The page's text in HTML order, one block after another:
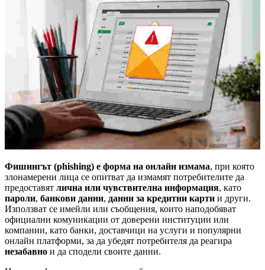
Фишингът (phishing) е форма на онлайн измама, при която
злонамерени лица се опитват да измамят потребителите да
предоставят лична или чувствителна информация, като
пароли, банкови данни, данни за кредитни карти и други.
Използват се имейли или съобщения, които наподобяват
официални комуникации от доверени институции или
компании, като банки, доставчици на услуги и популярни
онлайн платформи, за да убедят потребителя да реагира
незабавно и да сподели своите данни.